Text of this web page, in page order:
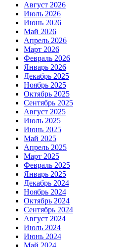
Август 2026
Июль 2026
Июнь 2026
Май 2026
Апрель 2026
Март 2026
Февраль 2026
Январь 2026
Декабрь 2025
Ноябрь 2025
Октябрь 2025
Сентябрь 2025
Август 2025
Июль 2025
Июнь 2025
Май 2025
Апрель 2025
Март 2025
Февраль 2025
Январь 2025
Декабрь 2024
Ноябрь 2024
Октябрь 2024
Сентябрь 2024
Август 2024
Июль 2024
Июнь 2024